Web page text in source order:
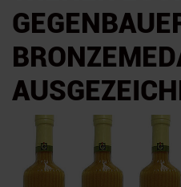
EGENBAUER